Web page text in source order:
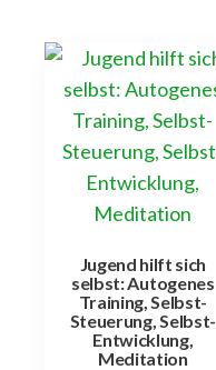
Jugend hilft sich
selbst: Autogenes
Training, Selbst-
Steuerung, Selbst-
Entwicklung,
Meditation